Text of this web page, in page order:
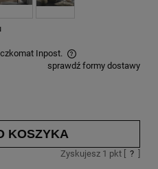
Inpost.
sprawdź formy dostawy
KOSZYKA
Zyskujesz 1 pkt [ ?